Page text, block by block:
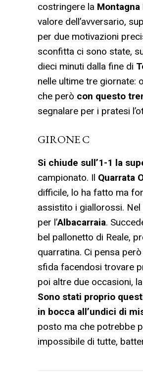
costringere la
valore dell’avversario,
per due motivazioni
sconfitta ci sono state,
dieci minuti dalla fine di
nelle ultime tre giornate:
che però con questo
segnalare per i pratesi
GIRONE C
Si chiude sull’1-1 la
campionato. Il Quarrata
difficile, lo ha fatto ma
assistito i giallorossi.
per l’Albacarraia.
bel pallonetto di Reale,
quarratina. Ci pensa però
sfida facendosi trovare
poi altre due occasioni,
Sono stati proprio
in bocca all’undici di
posto ma che potrebbe
impossibile di tutte,